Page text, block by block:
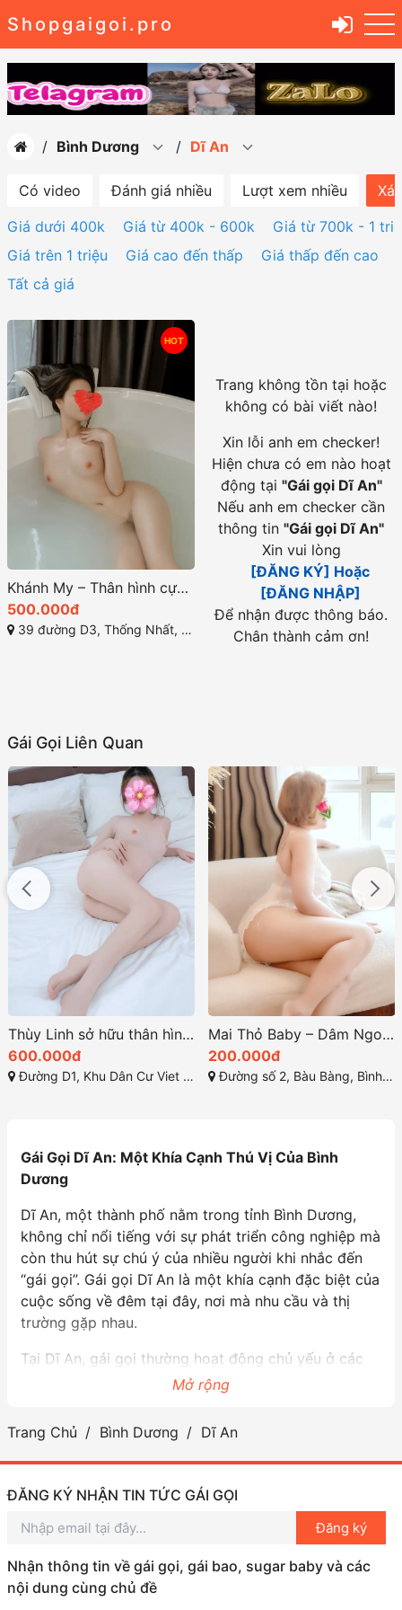
Shopgaigoi.pro
Bình Dương Dĩ An
Có video Đánh giá nhiều Lượt xem nhiều
Giá dưới 400k
Giá từ 400k - 600k
Giá từ 700k - 1
Giá trên 1 triệu
Giá cao đến thấp
Giá thấp đến cao
Tất cả giá
HOT
Khánh My – Thân hình cực gợi cảm, Body đỉnh – Gái gọi Dĩ An Bình Dương xinh đẹp
500.000đ
39 đường D3, Thống Nhất, Dĩ An, Bình Dương
Trang không tồn tại hoặc
không có bài viết nào!
Xin lỗi anh em checker!
Hiện chưa có em nào hoạt
động tại "Gái gọi Dĩ An"
Nếu anh em checker cần
thông tin"Gái gọi Dĩ An"
Xin vui lòng
[ĐĂNG KÝ] Hoặc
[ĐĂNG NHẬP]
Để nhận được thông báo.
Chân thành cảm ơn!
Gái Gọi Liên Quan
Thùy Linh sở hữu thân hình mảnh mai với dáng chuẩn
600.000đ
Đường D1, Khu Dân Cư Viet Sing, Thuận Giao, Thuận An, Bình Dương
Mai Thỏ Baby – Dâm Ngoan Diệu Dàng Chiều Khách
200.000đ
Đường số 2, Bàu Bàng, Bình Dương
Gái Gọi Dĩ An: Một Khía Cạnh Thú Vị Của Bình
Dương
Dĩ An, một thành phố nằm trong tỉnh Bình Dương,
không chỉ nổi tiếng với sự phát triển công nghiệp mà
còn thu hút sự chú ý của nhiều người khi nhắc đến
“gái gọi”. Gái gọi Dĩ An là một khía cạnh đặc biệt của
cuộc sống về đêm tại đây, nơi mà nhu cầu và thị
trường gặp nhau.
Tại Dĩ An, gái gọi thường hoạt động chủ yếu ở các
khu vực như gần các khu công nghiệp, nhà trọ hoặc
cận với những người lao động và khách du lịch. Điều
thú vị là thị trường gái gọi ở Dĩ An khá đa dạng, từ
những cô gái trẻ tuổi, cho đến những người phụ nữ
có kinh nghiệm sống phong phú hơn.
Dĩ An cũng được biết đến với những hình thức dịch
vụ đi kèm phong phú, từ việc nhậu nhẹt đến thuê
phòng nghỉ. Nhiều người tìm đến gái gọi không chỉ
để giải tỏa nhu cầu cá nhân mà còn để có những trải
Mở rộng
Trang Chủ Bình Dương Dĩ An
ĐĂNG KÝ NHẬN TIN TỨC GÁI GỌI
Đăng ký
Nhận thông tin về gái gọi, gái bao, sugar baby và các
nội dung cùng chủ đề